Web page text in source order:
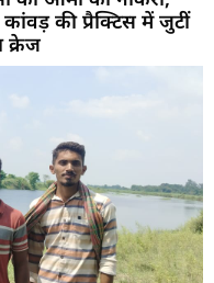
की प्रैक्टिस में जुटीं
क्रेज